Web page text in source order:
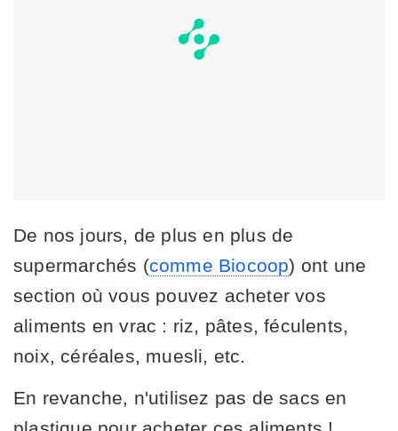
De nos jours, de plus en plus de
supermarchés (comme Biocoop) ont une
section où vous pouvez acheter vos
aliments en vrac : riz, pâtes, féculents,
noix, céréales, muesli, etc.
En revanche, n'utilisez pas de sacs en